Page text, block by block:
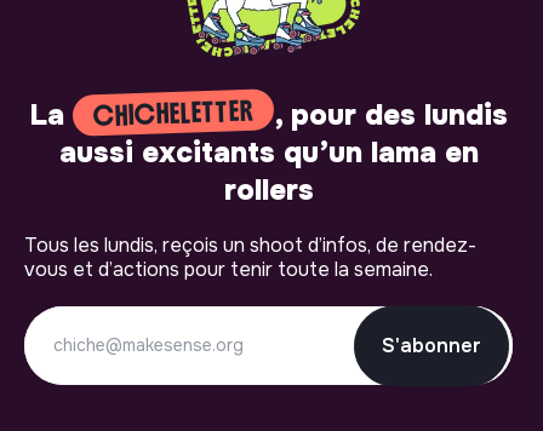
La CHICHELETTER
, pour des lundis
aussi excitants qu’un lama en
rollers
Tous les lundis, reçois un shoot d’infos, de rendez-
vous et d’actions pour tenir toute la semaine.
S'abonner